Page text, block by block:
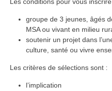
groupe de 3 jeunes, âgés
MSA ou vivant en milieu
soutenir un projet dans
culture, santé ou vivre
Les critères de sélections sont :
l’implication